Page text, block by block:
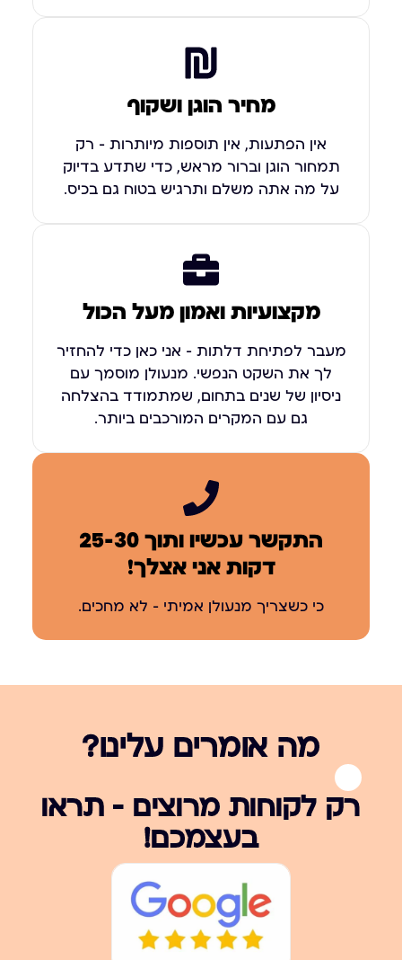
מחיר הוגן ושקוף
אין הפתעות, אין תוספות מיותרות – רק
תמחור הוגן וברור מראש, כדי שתדע בדיוק
על מה אתה משלם ותרגיש בטוח גם בכיס.
מקצועיות ואמון מעל הכול
מעבר לפתיחת דלתות – אני כאן כדי להחזיר
לך את השקט הנפשי. מנעולן מוסמך עם
ניסיון של שנים בתחום, שמתמודד בהצלחה
גם עם המקרים המורכבים ביותר.
התקשר עכשיו ותוך 25-30
דקות אני אצלך!
כי כשצריך מנעולן אמיתי – לא מחכים.
מה אומרים עלינו?
רק לקוחות מרוצים – תראו
בעצמכם!